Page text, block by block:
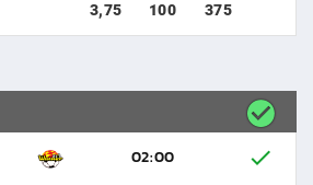
3,75
100
375
02:00